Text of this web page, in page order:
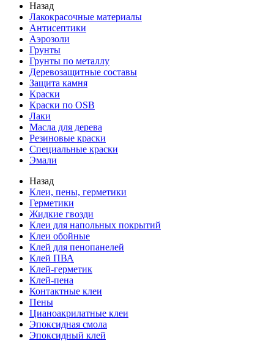
Назад
Лакокрасочные материалы
Антисептики
Аэрозоли
Грунты
Грунты по металлу
Деревозащитные составы
Защита камня
Краски
Краски по OSB
Лаки
Масла для дерева
Резиновые краски
Специальные краски
Эмали
Назад
Клеи, пены, герметики
Герметики
Жидкие гвозди
Клеи для напольных покрытий
Клеи обойные
Клей для пенопанелей
Клей ПВА
Клей-герметик
Клей-пена
Контактные клеи
Пены
Цианоакрилатные клеи
Эпоксидная смола
Эпоксидный клей